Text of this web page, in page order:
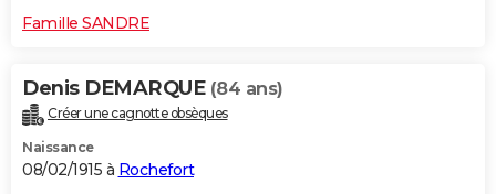
Famille SANDRE
Denis DEMARQUE (84 ans)
Créer une cagnotte obsèques
Naissance
08/02/1915 à Rochefort